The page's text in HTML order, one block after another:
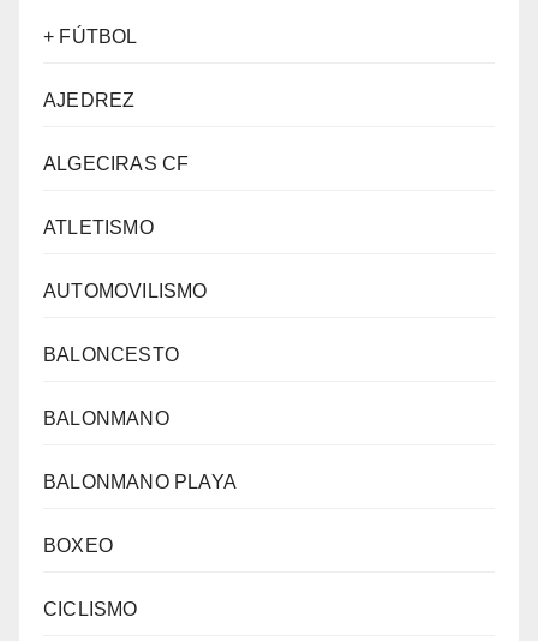
+ FÚTBOL
AJEDREZ
ALGECIRAS CF
ATLETISMO
AUTOMOVILISMO
BALONCESTO
BALONMANO
BALONMANO PLAYA
BOXEO
CICLISMO